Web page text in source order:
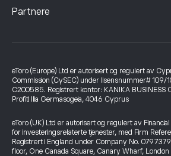
Partnere
eToro (Europe) Ltd er autorisert og regulert av
Commission (CySEC) under lisensnummer# 109/
C200585. Registrert kontor: KANIKA BUSINESS
Profiti Ilia Germasogeia, 4046 Cyprus
eToro (UK) Ltd er autorisert og regulert av
for investeringsrelaterte tjenester, med Firm
Registrert i England under Company No.
floor, One Canada Square, Canary Wharf, London